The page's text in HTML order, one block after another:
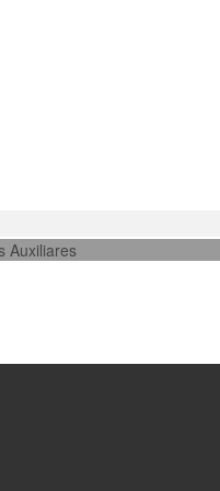
Auxiliares